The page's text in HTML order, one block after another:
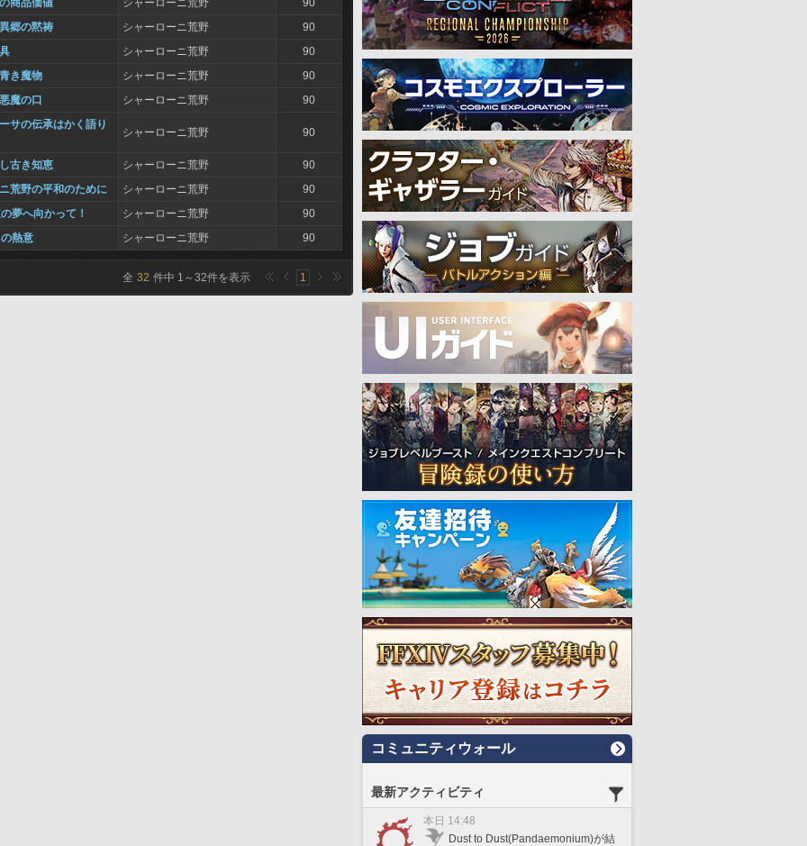
商品価値
シャーローニ荒野
90
郷の黙祷
シャーローニ荒野
90
シャーローニ荒野
90
き魔物
シャーローニ荒野
90
魔の口
シャーローニ荒野
90
サの伝承はかく語り
シャーローニ荒野 90
古き知恵 シャーローニ荒野
90
荒野の平和のために
シャーローニ荒野
90
夢へ向かって！
シャーローニ荒野
90
熱意
シャーローニ荒野 90
全 32 件中 1 ～32件を表示 1
コミュニティウォール
最新アクティビティ
本日 14:48
Dust to Dust(Pandaemonium)が結